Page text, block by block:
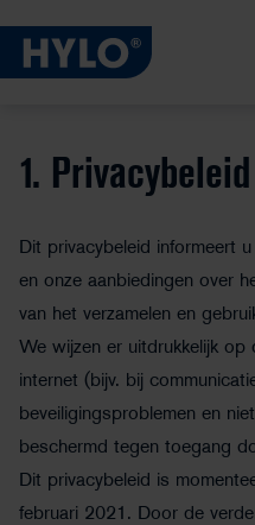
Advies en
Waarom
1. Privacybeleid
Dit privacybeleid informeert
en onze aanbiedingen over
van het verzamelen en
We wijzen er uitdrukkelijk
internet (bijv. bij
beveiligingsproblemen en
beschermd tegen toegang
Dit privacybeleid is
februari 2021. Door de